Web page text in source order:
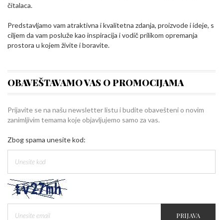
čitalaca.
Predstavljamo vam atraktivna i kvalitetna zdanja, proizvode i ideje, s
ciljem da vam posluže kao inspiracija i vodič prilikom opremanja
prostora u kojem živite i boravite.
OBAVEŠTAVAMO VAS O PROMOCIJAMA
Prijavite se na našu newsletter listu i budite obavešteni o novim
zanimljivim temama koje objavljujemo samo za vas.
Zbog spama unesite kod:
PRIJAVA